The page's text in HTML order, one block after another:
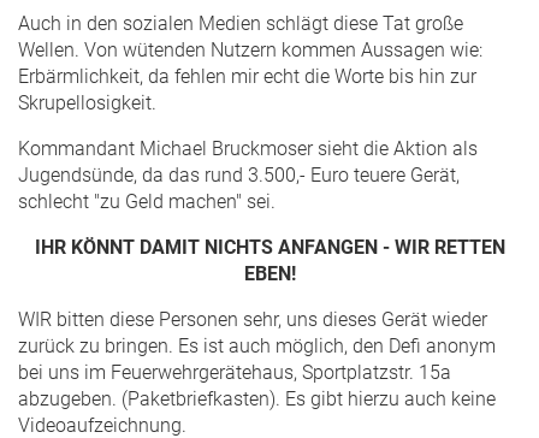
Auch in den sozialen Medien schlägt diese Tat große
Wellen. Von wütenden Nutzern kommen Aussagen wie:
Erbärmlichkeit, da fehlen mir echt die Worte bis hin zur
Skrupellosigkeit.
Kommandant Michael Bruckmoser sieht die Aktion als
Jugendsünde, da das rund 3.500,- Euro teuere Gerät,
schlecht "zu Geld machen" sei.
IHR KÖNNT DAMIT NICHTS ANFANGEN - WIR RETTEN
EBEN!
WIR bitten diese Personen sehr, uns dieses Gerät wieder
zurück zu bringen. Es ist auch möglich, den Defi anonym
bei uns im Feuerwehrgerätehaus, Sportplatzstr. 15a
abzugeben. (Paketbriefkasten). Es gibt hierzu auch keine
Videoaufzeichnung.